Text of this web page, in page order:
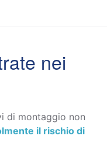
nei
di montaggio non
il rischio di